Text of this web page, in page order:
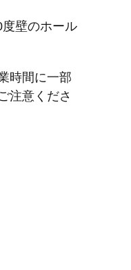
壁のホール
時間に一部
注意くださ